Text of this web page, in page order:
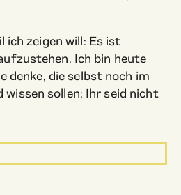
ich zeigen will: Es ist
Ich bin heute
denke, die selbst noch im
wissen sollen: Ihr seid nicht